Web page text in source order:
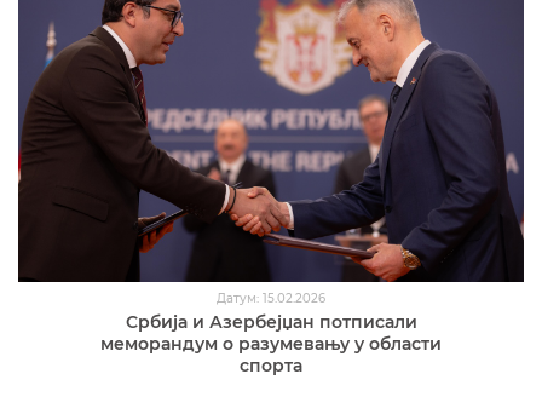
Датум: 15.02.2026
Србија и Азербејџан потписали
меморандум о разумевању у области
спорта